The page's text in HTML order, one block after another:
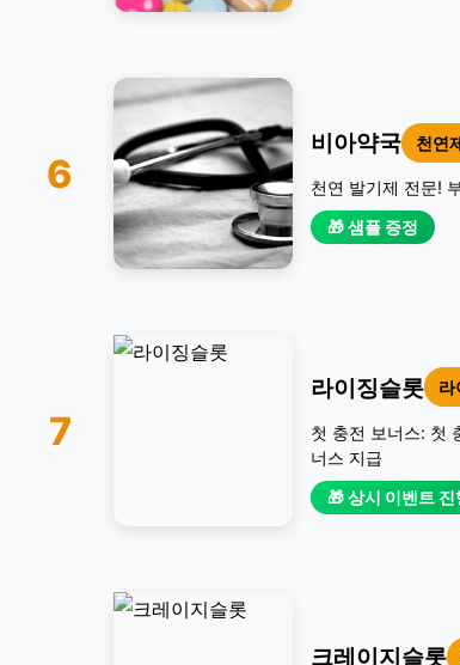
6
비아약국 천연
천연 발기제 전문!
🎁 샘플 증정
7
라이징슬롯 라
첫 충전 보너스: 첫
너스 지급
🎁 상시 이벤트
크레이지슬롯